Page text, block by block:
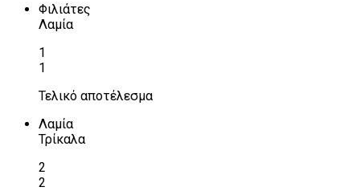
Φιλιάτες
Λαμία
1
1
Τελικό αποτέλεσμα
Λαμία
Τρίκαλα
2
2